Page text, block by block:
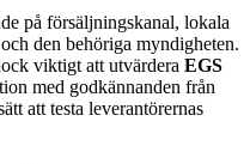
på försäljningskanal, lokala
den behöriga myndigheten.
viktigt att utvärdera EGS
med godkännanden från
att testa leverantörernas